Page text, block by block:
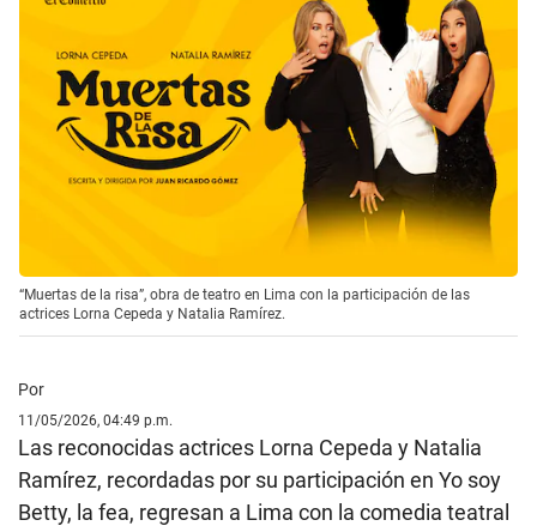
“Muertas de la risa”, obra de teatro en Lima con la participación de las
actrices Lorna Cepeda y Natalia Ramírez.
Por
11/05/2026, 04:49 p.m.
Las reconocidas actrices Lorna Cepeda y Natalia
Ramírez, recordadas por su participación en Yo soy
Betty, la fea, regresan a Lima con la comedia teatral